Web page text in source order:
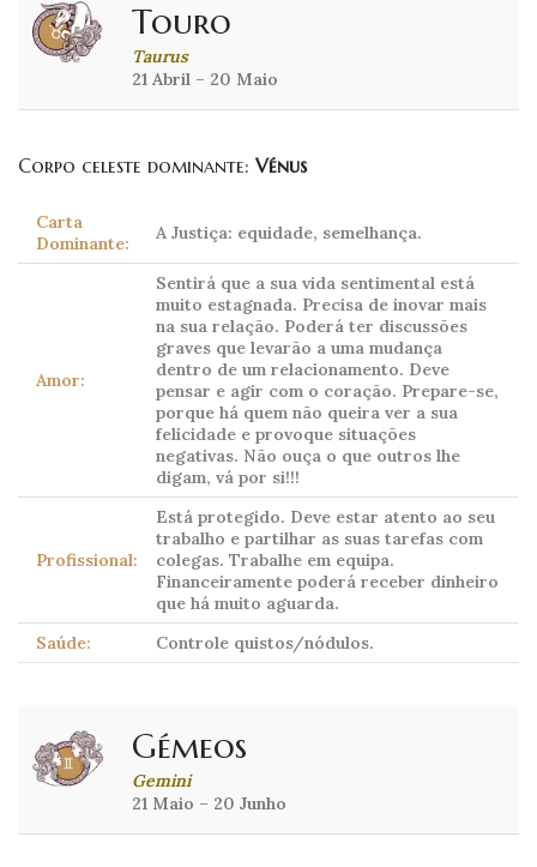
Touro
Taurus
21 Abril – 20 Maio
Corpo celeste dominante: Vénus
Carta
Dominante:
A Justiça: equidade, semelhança.
Amor:
Sentirá que a sua vida sentimental está
muito estagnada. Precisa de inovar mais
na sua relação. Poderá ter discussões
graves que levarão a uma mudança
dentro de um relacionamento. Deve
pensar e agir com o coração. Prepare-se,
porque há quem não queira ver a sua
felicidade e provoque situações
negativas. Não ouça o que outros lhe
digam, vá por si!!!
Profissional:
Está protegido. Deve estar atento ao seu
trabalho e partilhar as suas tarefas com
colegas. Trabalhe em equipa.
Financeiramente poderá receber dinheiro
que há muito aguarda.
Saúde:
Controle quistos/nódulos.
Gémeos
Gemini
21 Maio – 20 Junho